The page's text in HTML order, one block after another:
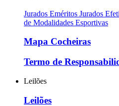
Jurados Eméritos Jurados
de Modalidades Esportivas
Mapa Cocheiras
Termo de
Leilões
Leilões